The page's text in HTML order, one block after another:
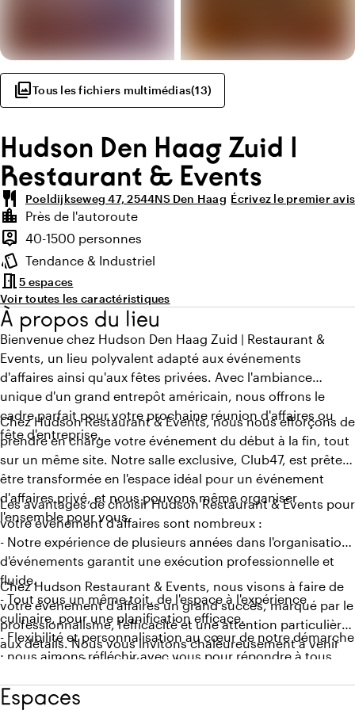
photo_libraryTous les fichiers multimédias(13)
Hudson Den Haag Zuid |
Restaurant & Events
restaurant Poeldijkseweg 47, 2544NS Den Haag Écrivez le premier avis
Points forts
location_city
Environnement
Près de l'autoroute
person_pin
Capacité
40-1500 personnes
style
Ambiance
Tendance & Industriel
meeting_room5 espaces
Voir toutes les caractéristiques
À propos du lieu
Bienvenue chez Hudson Den Haag Zuid | Restaurant &
Events, un lieu polyvalent adapté aux événements
d'affaires ainsi qu'aux fêtes privées. Avec l'ambiance
unique d'un grand entrepôt américain, nous offrons le
cadre parfait pour votre prochaine réunion d'affaires ou
fête d'entreprise.
Chez Hudson Restaurant & Events, nous nous efforçons de
prendre en charge votre événement du début à la fin, tout
sur un même site. Notre salle exclusive, Club47, est prête à
être transformée en l'espace idéal pour un événement
d'affaires privé, et nous pouvons même organiser
l'ensemble pour vous.
Les avantages de choisir Hudson Restaurant & Events pour
votre événement d'affaires sont nombreux :
- Notre expérience de plusieurs années dans l'organisation
d'événements garantit une exécution professionnelle et
fluide.
- Tout sous un même toit, de l'espace à l'expérience
culinaire, pour une planification efficace.
- Flexibilité et personnalisation au cœur de notre démarche
; nous aimons réfléchir avec vous pour répondre à tous
- Un excellent niveau de service pour s'assurer que votre
Chez Hudson Restaurant & Events, nous visons à faire de
votre événement d'affaires un grand succès, marqué par le
professionnalisme, l'efficacité et une attention particulière
aux détails. Nous vous invitons chaleureusement à venir
nous rendre visite et découvrir comment nous pouvons
réaliser vos rêves d'affaires.
Espaces